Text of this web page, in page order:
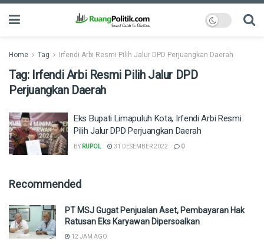
Home Tag Irfendi Arbi Resmi Pilih Jalur DPD Perjuangkan Daerah
Tag: Irfendi Arbi Resmi Pilih Jalur DPD
Perjuangkan Daerah
Eks Bupati Limapuluh Kota, Irfendi Arbi Resmi
Pilih Jalur DPD Perjuangkan Daerah
BY RUPOL 31 DESEMBER 2022 0
Recommended
PT MSJ Gugat Penjualan Aset, Pembayaran Hak
Ratusan Eks Karyawan Dipersoalkan
12 JAM AGO